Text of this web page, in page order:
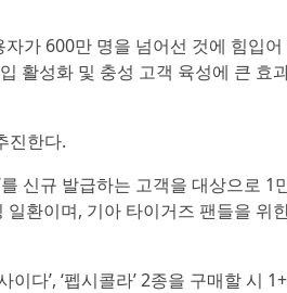
가 600만 명을 넘어선 것에 힘입어
활성화 및 충성 고객 육성에 큰 효
진한다.
신규 발급하는 고객을 대상으로 1
환이며, 기아 타이거즈 팬들을 위
다’, ‘펩시콜라’ 2종을 구매할 시